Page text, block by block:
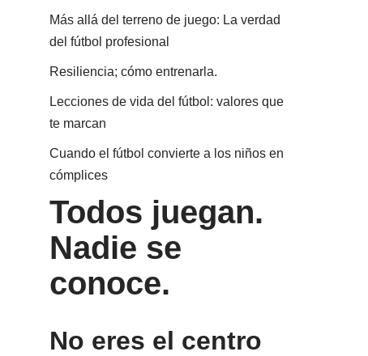
Más allá del terreno de juego: La verdad
del fútbol profesional
Resiliencia; cómo entrenarla.
Lecciones de vida del fútbol: valores que
te marcan
Cuando el fútbol convierte a los niños en
cómplices
Todos juegan.
Nadie se
conoce.
No eres el centro